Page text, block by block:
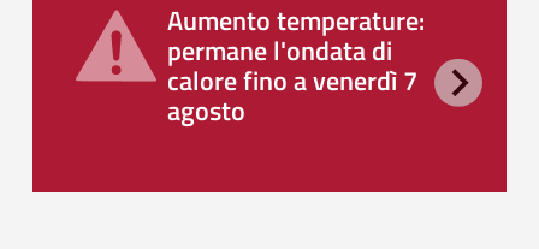
Aumento temperature:
permane l'ondata di
calore fino a venerdì 7
agosto